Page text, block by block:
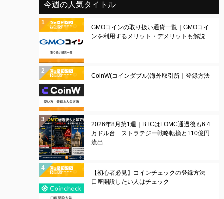
今週の人気タイトル
GMOコインの取り扱い通貨一覧｜GMOコイ
ンを利用するメリット・デメリットも解説
CoinW(コインダブル)海外取引所｜登録方法
2026年8月第1週｜BTCはFOMC通過後も6.4
万ドル台 ストラテジー戦略転換と110億円
流出
【初心者必見】コインチェックの登録方法-
口座開設したい人はチェック-